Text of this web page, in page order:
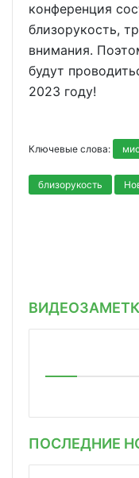
конференция
близорукость,
внимания.
будут
2023 году!
Ключевые слова:
близорукость
ПОСЛЕДНИЕ